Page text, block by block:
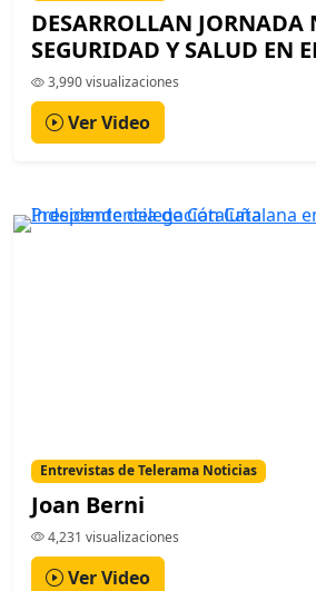
DESARROLLAN
SEGURIDAD Y SALUD EN
3,990 visualizaciones
Ver Video
Entrevistas de Telerama Noticias
Joan Berni
4,231 visualizaciones
Ver Video